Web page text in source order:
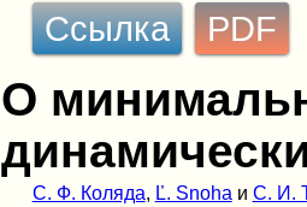
Ссылка PDF
О
С. Ф. Коляда, Ľ. Snohaи С. И.